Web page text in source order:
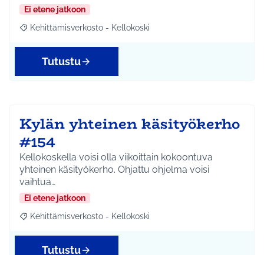
Ei etene jatkoon
Rajaa tulokset aihepiirin mukaan: Kehittämisverkosto -
Kehittämisverkosto - Kellokoski
Tutustu
Kylän yhteinen käsityökerho
#154
Kellokoskella voisi olla viikoittain kokoontuva
yhteinen käsityökerho. Ohjattu ohjelma voisi
vaihtua…
Ei etene jatkoon
Rajaa tulokset aihepiirin mukaan: Kehittämisverkosto -
Kehittämisverkosto - Kellokoski
Tutustu